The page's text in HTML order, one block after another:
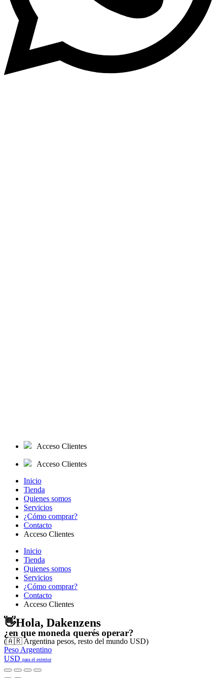
Acceso Clientes
Acceso Clientes
Inicio
Tienda
Quienes somos
Servicios
¿Cómo comprar?
Contacto
Acceso Clientes
Inicio
Tienda
Quienes somos
Servicios
¿Cómo comprar?
Contacto
Acceso Clientes
👋Hola, Dakenzens
¿en que moneda querés operar?
(🇦🇷 Argentina pesos, resto del mundo USD)
Peso Argentino
USD para el exterior